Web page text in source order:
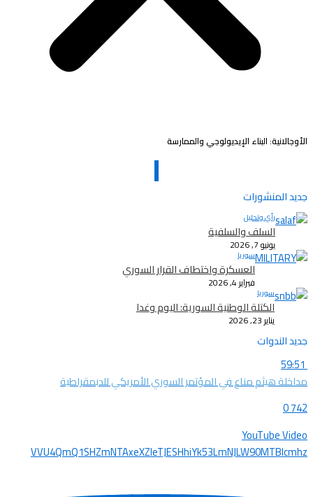
الأوجالانية: البناء الإيديولوجي والممارسة
جديد المنشورات
رأي وتحليل
السلف والسلفية
يونيو 7, 2026
سوريا
العسكرة واختطاف القرار السوري
فبراير 4, 2026
سوريا
الكتلة الوطنية السورية: اليوم وغدا
يناير 23, 2026
جديد الندوات
59:51
مداخلة هيثم مناع في المؤتمر السوري الأمريكي للدبمقراطية
742
0
YouTube Video
VVU4QmQ1SHZmNTAxeXZleTJESHhiYk53LmNJLW90MTBIcmhz